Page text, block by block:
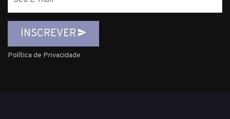
mail
INSCREVER
Política de Privacidade